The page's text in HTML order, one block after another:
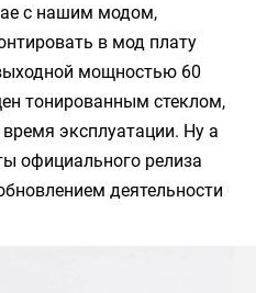
с нашим модом,
в мод плату
мощностью 60
тонированным стеклом,
эксплуатации. Ну а
официального релиза
деятельности